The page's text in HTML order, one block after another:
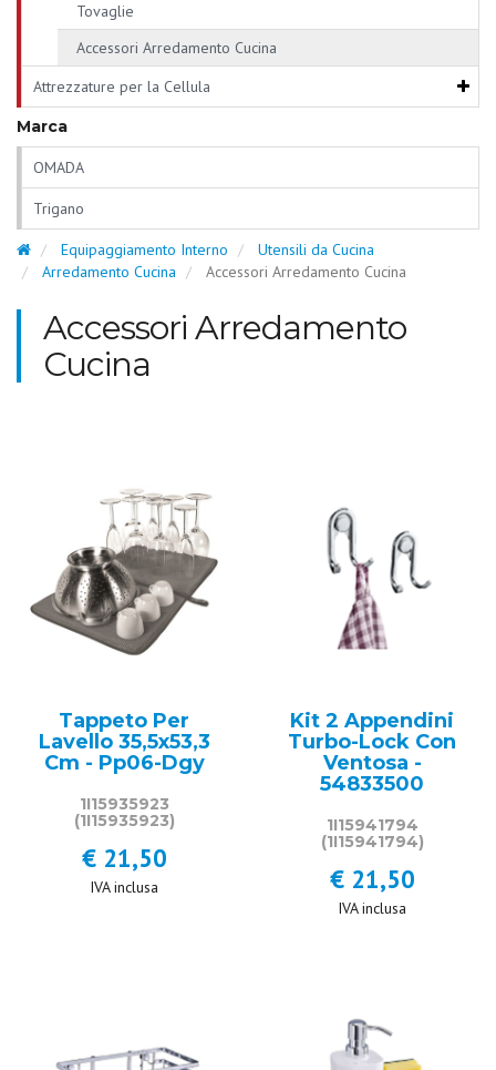
Tovaglie
Accessori Arredamento Cucina
Attrezzature per la Cellula
Marca
OMADA
Trigano
Equipaggiamento Interno
Utensili da Cucina
Arredamento Cucina
Accessori Arredamento Cucina
Accessori Arredamento
Cucina
Tappeto Per
Lavello 35,5x53,3
Cm - Pp06-Dgy
1I15935923
(1I15935923)
€ 21,50
IVA inclusa
Kit 2 Appendini
Turbo-Lock Con
Ventosa -
54833500
1I15941794
(1I15941794)
€ 21,50
IVA inclusa